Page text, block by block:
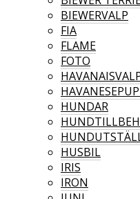
BIEWERVALP
FIA
FLAME
FOTO
HUNDAR
HUSBIL
IRIS
IRON